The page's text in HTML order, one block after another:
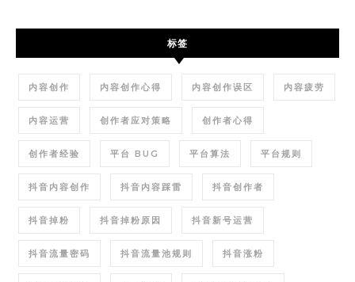
标签
内容创作 内容创作心得 内容创作误区 内容疲劳
内容运营 创作者应对策略 创作者心得
创作者经验 平台 BUG 平台算法 平台规则
抖音内容创作 抖音内容踩雷 抖音创作者
抖音掉粉 抖音掉粉原因 抖音新号运营
抖音流量密码 抖音流量池规则 抖音涨粉